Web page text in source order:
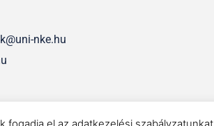
nke.hu